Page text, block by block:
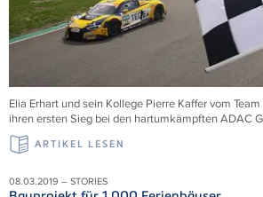
Elia Erhart und sein Kollege Pierre Kaffer vom Team
ihren ersten Sieg bei den hartumkämpften ADAC
ARTIKEL LESEN
08.03.2019 – STORIES